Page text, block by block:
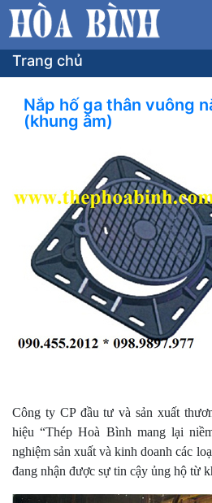
Trang chủ
Nắp hố ga thân vuông
(khung âm)
Công ty CP đầu tư và sản xuất
hiệu “Thép Hoà Bình mang lại
nghiệm sản xuất và kinh doanh các
đang nhận được sự tin cậy ủng hộ từ